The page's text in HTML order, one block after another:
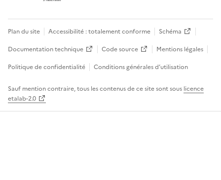
Plan du site Accessibilité : totalement conforme
Schéma
Documentation technique
Code source
Mentions légales
Politique de confidentialité
Conditions générales d’utilisation
Sauf mention contraire, tous les contenus de ce site sont sous licence
etalab-2.0